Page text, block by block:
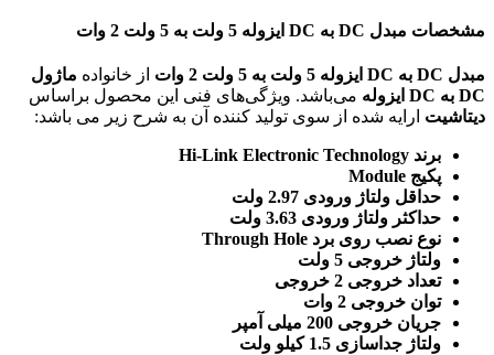
مشخصات مبدل DC به DC ایزوله 5 ولت به 5 ولت 2 وات
مبدل DC به DC ایزوله 5 ولت به 5 ولت 2 وات از خانواده ماژول
DC به DC ایزوله
دیتاشیت ارایه شده از سوی تولید کننده آن به شرح زیر می باشد:
برند Hi-Link Electronic Technology
پکیج Module
حداقل ولتاژ ورودی 2.97 ولت
حداکثر ولتاژ ورودی 3.63 ولت
نوع نصب روی برد Through Hole
ولتاژ خروجی 5 ولت
تعداد خروجی 2 خروجی
توان خروجی 2 وات
جریان خروجی 200 میلی آمپر
ولتاژ جداسازی 1.5 کیلو ولت